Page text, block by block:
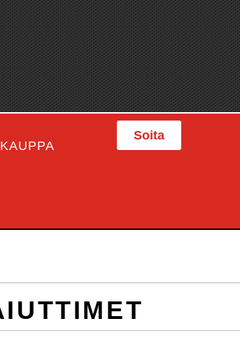
KAUPPA
Soita